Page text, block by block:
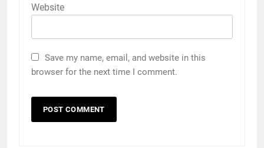
Website
Save my name, email, and website in this
browser for the next time I comment.